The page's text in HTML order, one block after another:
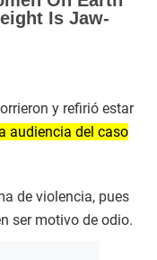
y refirió estar
audiencia del caso
de violencia, pues
ser motivo de odio.